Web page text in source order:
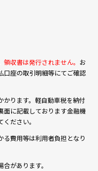
領収書は発行されません。 お
口座の取引明細等にてご確認
ります。軽自動車税を納付
面に記載しております金融機
ださい。
費用等は利用者負担となり
があります。